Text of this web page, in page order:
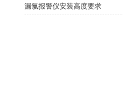
漏氯报警仪安装高度要求